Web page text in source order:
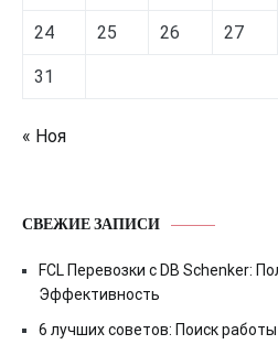
24 25 26 27
31
« Ноя
СВЕЖИЕ ЗАПИСИ
FCL Перевозки с DB Schenker:
Эффективность
6 лучших советов: Поиск